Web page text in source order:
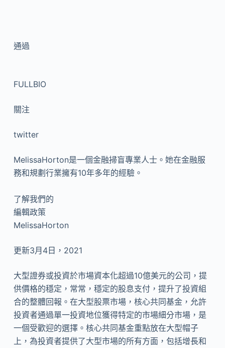
通過
FULLBIO
關注
twitter
MelissaHorton是一個金融掃盲專業人士。她在金融服
務和規劃行業擁有10年多年的經驗。
了解我們的
編輯政策
MelissaHorton
更新3月4日，2021
大型證券或投資於市場資本化超過10億美元的公司，提
供價格的穩定，常常，穩定的股息支付，提升了投資組
合的整體回報。在大型股票市場，核心共同基金，允許
投資者通過單一投資地位獲得特定的市場細分市場，是
一個受歡迎的選擇。核心共同基金重點放在大型帽子
上，為投資者提供了大型市場的所有方面，包括增長和